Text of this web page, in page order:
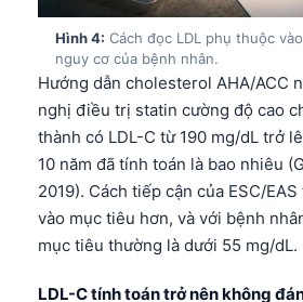
Hình 4: Cách đọc LDL phụ thuộc
nguy cơ của bệnh nhân.
Hướng dẫn cholesterol AHA/ACC
nghị điều trị statin cường độ cao
thành có LDL-C từ 190 mg/dL trở
10 năm đã tính toán là bao nhiêu
2019). Cách tiếp cận của ESC/
vào mục tiêu hơn, và với bệnh
mục tiêu thường là dưới 55 mg/dL.
LDL-C tính toán trở nên không